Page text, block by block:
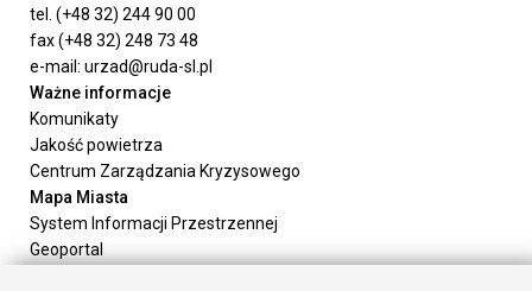
tel. (+48 32) 244 90 00
fax (+48 32) 248 73 48
e-mail: urzad@ruda-sl.pl
Ważne informacje
Komunikaty
Jakość powietrza
Centrum Zarządzania Kryzysowego
Mapa Miasta
System Informacji Przestrzennej
Geoportal